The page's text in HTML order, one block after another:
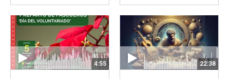
con
Facebook
con
Twitter
4:55 22:38